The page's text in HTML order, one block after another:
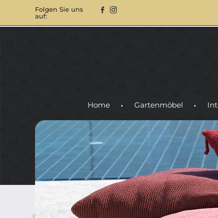
Folgen Sie uns
auf:
Home Gartenmöbel